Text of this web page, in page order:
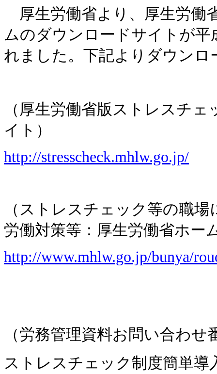
厚生労働省より、 厚生労働
ムのダウンロードサイトが平
れました。下記よりダウン
（厚生労働省版ストレスチ
イト）
http://stresscheck.mhlw.go.jp/
（ストレスチェック等の職
労働対策等：厚生労働省ホー
http://www.mhlw.go.jp/bunya/
（労務管理資料お問い合わ
ストレスチェック制度簡単導